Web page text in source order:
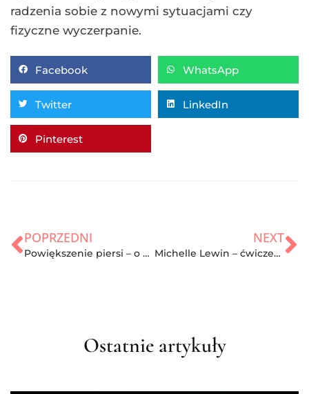
radzenia sobie z nowymi sytuacjami czy
fizyczne wyczerpanie.
Facebook WhatsApp
Twitter LinkedIn
Pinterest
POPRZEDNI
Powiększenie piersi – o czym warto wiedzieć?
NEXT
Michelle Lewin – ćwiczenia i dieta Wenezuelskiej gwiazdy fitness
Ostatnie artykuły